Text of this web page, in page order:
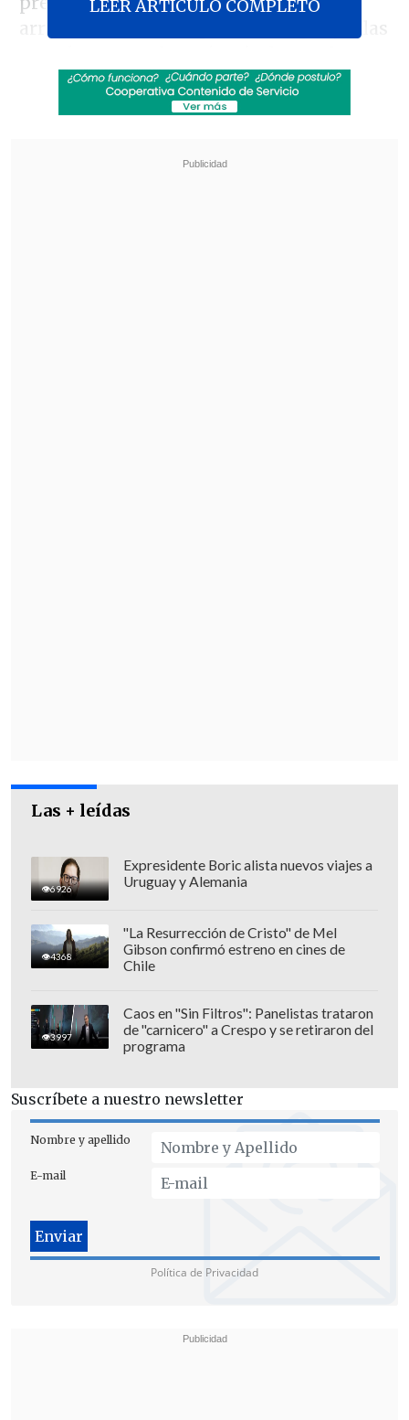
arrancará ante Olimpia de Paraguay a las
Cobresal en el Claro Arena
LEER ARTICULO COMPLETO
Las + leídas
6926
Expresidente Boric alista nuevos viajes a
Uruguay y Alemania
4368
"La Resurrección de Cristo" de Mel
Gibson confirmó estreno en cines de
Chile
3997
Caos en "Sin Filtros": Panelistas trataron
de "carnicero" a Crespo y se retiraron del
programa
Suscríbete a nuestro newsletter
Nombre y apellido
E-mail
Política de Privacidad